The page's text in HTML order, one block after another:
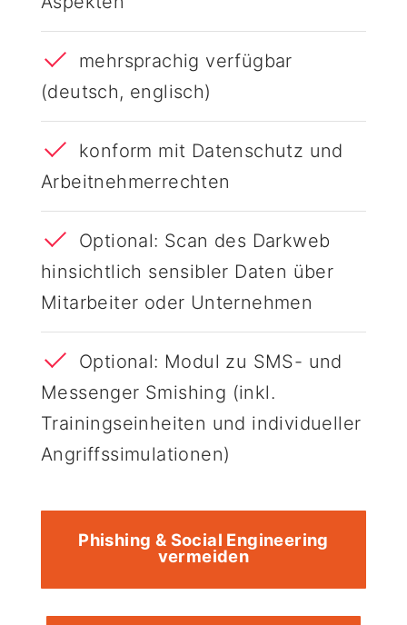
mehrsprachig verfügbar
(deutsch, englisch)
konform mit Datenschutz und
Arbeitnehmerrechten
Optional: Scan des Darkweb
hinsichtlich sensibler Daten über
Mitarbeiter oder Unternehmen
Optional: Modul zu SMS- und
Messenger Smishing (inkl.
Trainingseinheiten und individueller
Angriffssimulationen)
Phishing & Social Engineering
vermeiden